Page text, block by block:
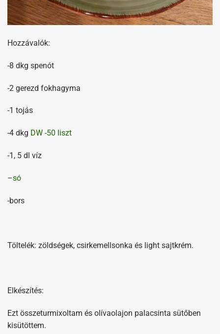
Hozzávalók:
-8 dkg spenót
-2 gerezd fokhagyma
-1 tojás
-4 dkg DW -50 liszt
-1, 5 dl víz
–só
-bors
Töltelék: zöldségek, csirkemellsonka és light sajtkrém.
Elkészítés:
Ezt összeturmixoltam és olívaolajon palacsinta sütőben
kisütöttem.